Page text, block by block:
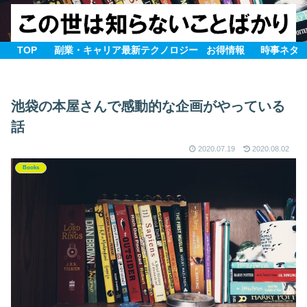
TOP 副業・キャリア最新テクノロジー お得情報 時事ネタ
池袋の本屋さんで感動的な企画がやっている
話
2020.07.19 2020.08.02
Books